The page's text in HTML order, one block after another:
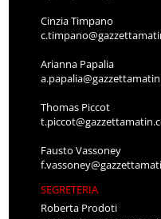
Cinzia Timpano
Arianna Papalia
Thomas Piccot
Fausto Vassoney
SEGRETERIA
Roberta Prodoti